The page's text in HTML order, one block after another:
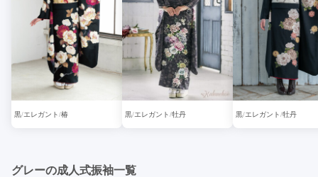
黒 エレガント 椿 黒 エレガント 牡丹 黒 エレガント 牡丹
グレーの成人式振袖一覧